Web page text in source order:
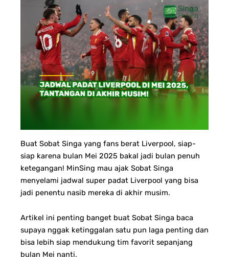
Buat Sobat Singa yang fans berat Liverpool, siap-
siap karena bulan Mei 2025 bakal jadi bulan penuh
ketegangan! MinSing mau ajak Sobat Singa
menyelami jadwal super padat Liverpool yang bisa
jadi penentu nasib mereka di akhir musim.
Artikel ini penting banget buat Sobat Singa baca
supaya nggak ketinggalan satu pun laga penting dan
bisa lebih siap mendukung tim favorit sepanjang
bulan Mei nanti.